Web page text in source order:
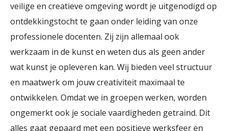
veilige en creatieve omgeving wordt je uitgenodigd op
ontdekkingstocht te gaan onder leiding van onze
professionele docenten. Zij zijn allemaal ook
werkzaam in de kunst en weten dus als geen ander
wat kunst je opleveren kan. Wij bieden veel structuur
en maatwerk om jouw creativiteit maximaal te
ontwikkelen. Omdat we in groepen werken, worden
ongemerkt ook je sociale vaardigheden getraind. Dit
alles gaat gepaard met een positieve werksfeer en